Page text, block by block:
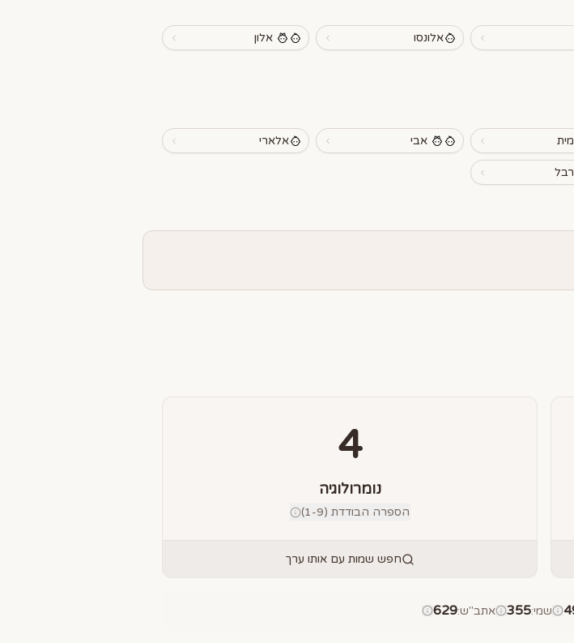
אלונסו אלון
אבי אלארי
4
נומרולוגיה
הספרה הבודדת (1-9)
חפש שמות עם אותו ערך
שמי:
355 אתב"ש:
629